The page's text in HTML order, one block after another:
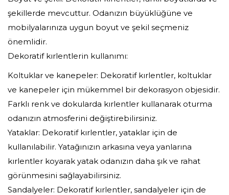
şekillerde mevcuttur. Odanızın büyüklüğüne ve
mobilyalarınıza uygun boyut ve şekil seçmeniz
önemlidir.
Dekoratif kırlentlerin kullanımı:
Koltuklar ve kanepeler: Dekoratif kırlentler, koltuklar
ve kanepeler için mükemmel bir dekorasyon objesidir.
Farklı renk ve dokularda kırlentler kullanarak oturma
odanızın atmosferini değiştirebilirsiniz.
Yataklar: Dekoratif kırlentler, yataklar için de
kullanılabilir. Yatağınızın arkasına veya yanlarına
kırlentler koyarak yatak odanızın daha şık ve rahat
görünmesini sağlayabilirsiniz.
Sandalyeler: Dekoratif kırlentler, sandalyeler için de